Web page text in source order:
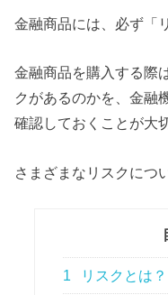
金融商品には、必ず「
金融商品を購入する際
クがあるのかを、金融
確認しておくことが大
さまざまなリスクにつ
1 リスクとは？